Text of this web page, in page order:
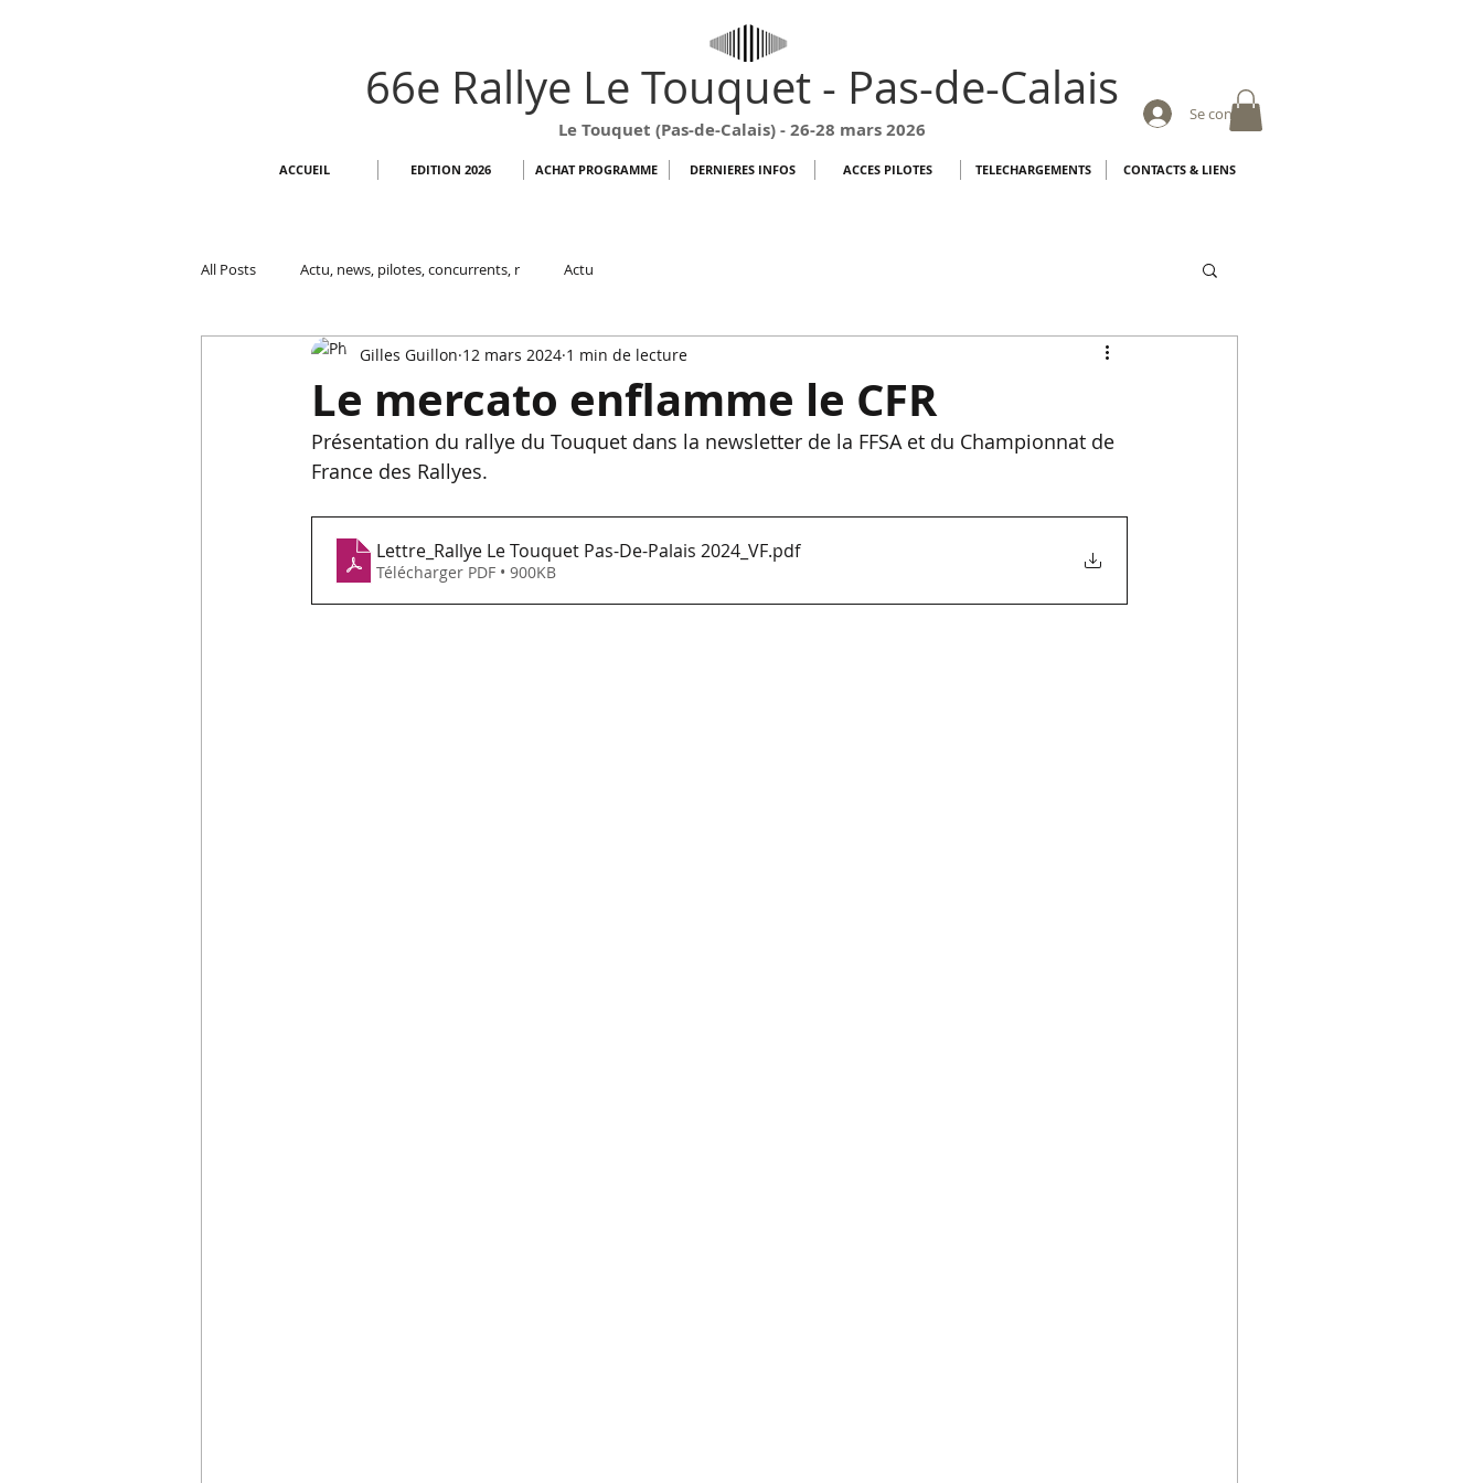
66e Rallye Le Touquet - Pas-de-Calais
Le Touquet (Pas-de-Calais) - 26-28 mars 2026
Se connecter
ACCUEIL EDITION 2026 ACHAT PROGRAMME DERNIERES INFOS ACCES PILOTES TELECHARGEMENTS CONTACTS & LIENS
All Posts Actu, news, pilotes, concurrents, r Actu
Le mercato enflamme le CFR
Gilles Guillon 12 mars 2024 1 min de lecture
Présentation du rallye du Touquet dans la newsletter de la FFSA et du Championnat de
France des Rallyes.
Lettre_Rallye Le Touquet Pas-De-Palais 2024_VF.pdf
Télécharger PDF • 900KB